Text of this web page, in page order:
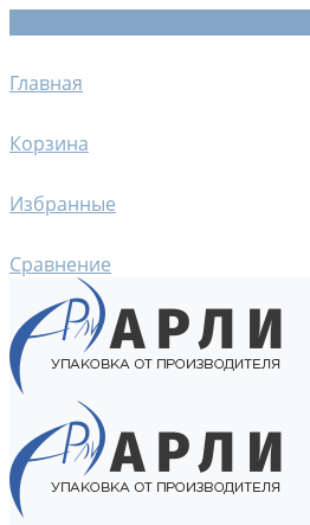
Главная
Корзина
Избранные
Сравнение